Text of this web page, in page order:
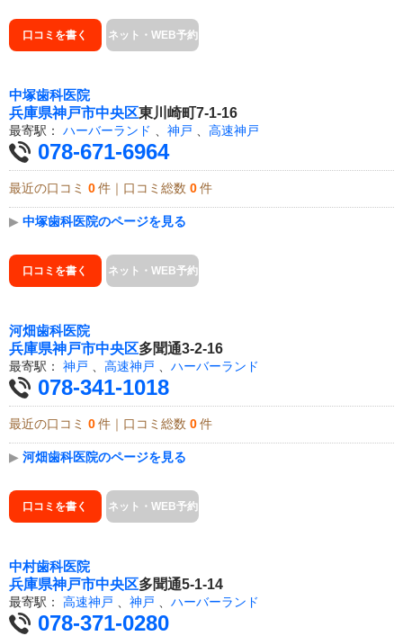
口コミを書く ネット・WEB予約
中塚歯科医院
兵庫県神戸市中央区東川崎町7-1-16
最寄駅： ハーバーランド 神戸 高速神戸
078-671-6964
最近の口コミ 0 件｜口コミ総数 0 件
▶ 中塚歯科医院のページを見る
口コミを書く ネット・WEB予約
河畑歯科医院
兵庫県神戸市中央区多聞通3-2-16
最寄駅： 神戸 高速神戸 ハーバーランド
078-341-1018
最近の口コミ 0 件｜口コミ総数 0 件
▶ 河畑歯科医院のページを見る
口コミを書く ネット・WEB予約
中村歯科医院
兵庫県神戸市中央区多聞通5-1-14
最寄駅： 高速神戸 神戸 ハーバーランド
078-371-0280